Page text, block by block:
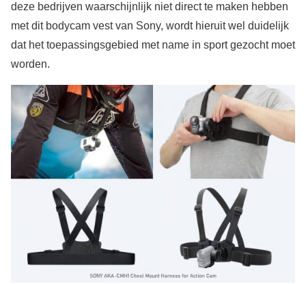
deze bedrijven waarschijnlijk niet direct te maken hebben
met dit bodycam vest van Sony, wordt hieruit wel duidelijk
dat het toepassingsgebied met name in sport gezocht moet
worden.